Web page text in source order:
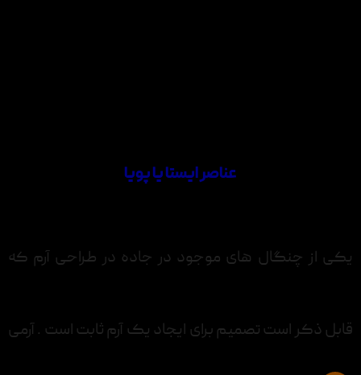
عناصر ایستا یا پویا
یکی از چنگال های موجود در جاده در طراحی آرم که
قابل ذکر است تصمیم برای ایجاد یک آرم ثابت است . آرمی